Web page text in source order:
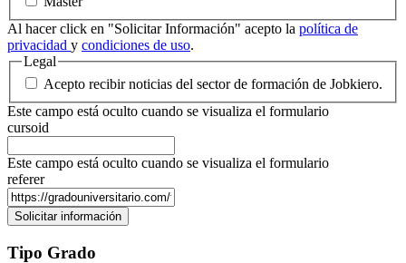
Al hacer click en "Solicitar Información" acepto la política de
privacidad y condiciones de uso.
Legal
Acepto recibir noticias del sector de formación de Jobkiero.
Este campo está oculto cuando se visualiza el formulario
cursoid
Este campo está oculto cuando se visualiza el formulario
referer
Tipo Grado